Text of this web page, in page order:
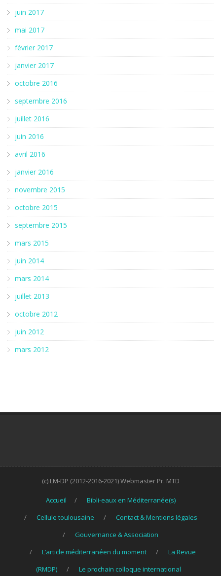
juin 2017
mai 2017
février 2017
janvier 2017
octobre 2016
septembre 2016
juillet 2016
juin 2016
avril 2016
janvier 2016
novembre 2015
octobre 2015
septembre 2015
mars 2015
juin 2014
mars 2014
juillet 2013
octobre 2012
juin 2012
mars 2012
(c) LM-DP (2012-2016-2021) Webmaster Pr. MTD
Accueil
Bibli-eaux en Méditerranée(s)
Cellule toulousaine
Contact & Mentions légales
Gouvernance & Association
L’article méditerranéen du moment
La Revue
(RMDP)
Le prochain colloque international